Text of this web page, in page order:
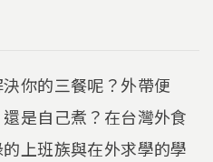
你的三餐呢？外帶便
是自己煮？在台灣外食
上班族與在外求學的學